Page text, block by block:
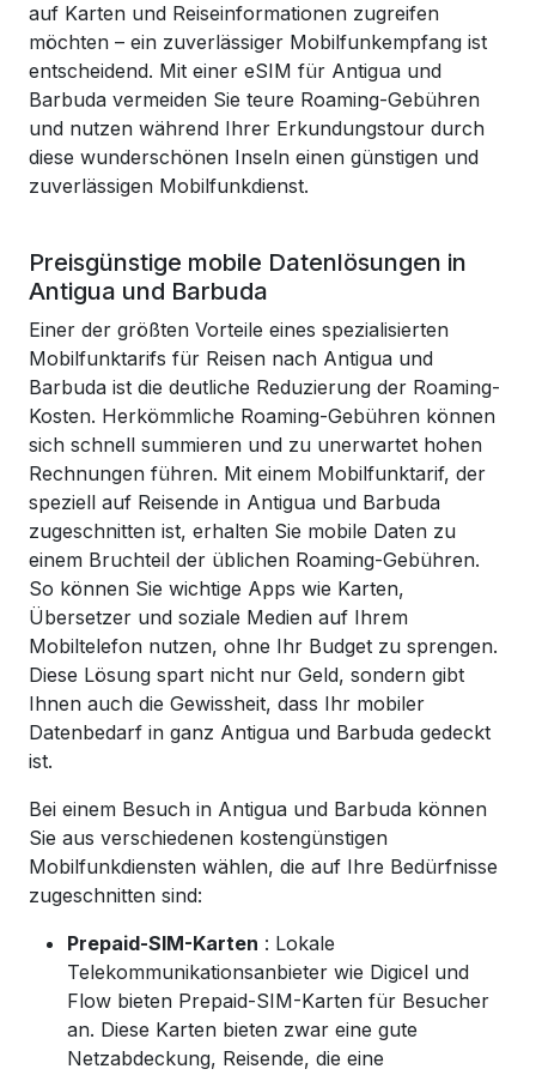
auf Karten und Reiseinformationen zugreifen
möchten – ein zuverlässiger Mobilfunkempfang ist
entscheidend. Mit einer eSIM für Antigua und
Barbuda vermeiden Sie teure Roaming-Gebühren
und nutzen während Ihrer Erkundungstour durch
diese wunderschönen Inseln einen günstigen und
zuverlässigen Mobilfunkdienst.
Preisgünstige mobile Datenlösungen in
Antigua und Barbuda
Einer der größten Vorteile eines spezialisierten
Mobilfunktarifs für Reisen nach Antigua und
Barbuda ist die deutliche Reduzierung der Roaming-
Kosten. Herkömmliche Roaming-Gebühren können
sich schnell summieren und zu unerwartet hohen
Rechnungen führen. Mit einem Mobilfunktarif, der
speziell auf Reisende in Antigua und Barbuda
zugeschnitten ist, erhalten Sie mobile Daten zu
einem Bruchteil der üblichen Roaming-Gebühren.
So können Sie wichtige Apps wie Karten,
Übersetzer und soziale Medien auf Ihrem
Mobiltelefon nutzen, ohne Ihr Budget zu sprengen.
Diese Lösung spart nicht nur Geld, sondern gibt
Ihnen auch die Gewissheit, dass Ihr mobiler
Datenbedarf in ganz Antigua und Barbuda gedeckt
ist.
Bei einem Besuch in Antigua und Barbuda können
Sie aus verschiedenen kostengünstigen
Mobilfunkdiensten wählen, die auf Ihre Bedürfnisse
zugeschnitten sind:
Prepaid-SIM-Karten : Lokale
Telekommunikationsanbieter wie Digicel und
Flow bieten Prepaid-SIM-Karten für Besucher
an. Diese Karten bieten zwar eine gute
Netzabdeckung, Reisende, die eine